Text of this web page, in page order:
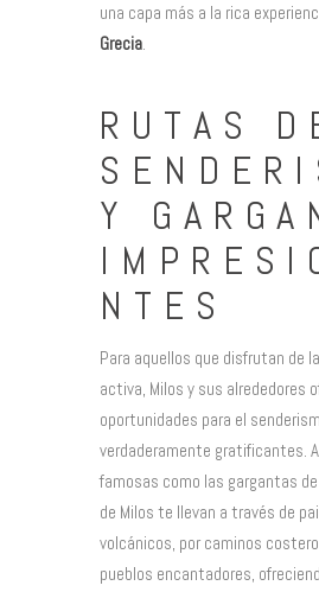
una capa más a la rica
Grecia.
RUTAS
Y
NTES
Para aquellos que disfrutan de
activa, Milos y sus alrededores
oportunidades para el
verdaderamente gratificantes.
famosas como las gargantas
de Milos te llevan a través de
volcánicos, por caminos
pueblos encantadores,